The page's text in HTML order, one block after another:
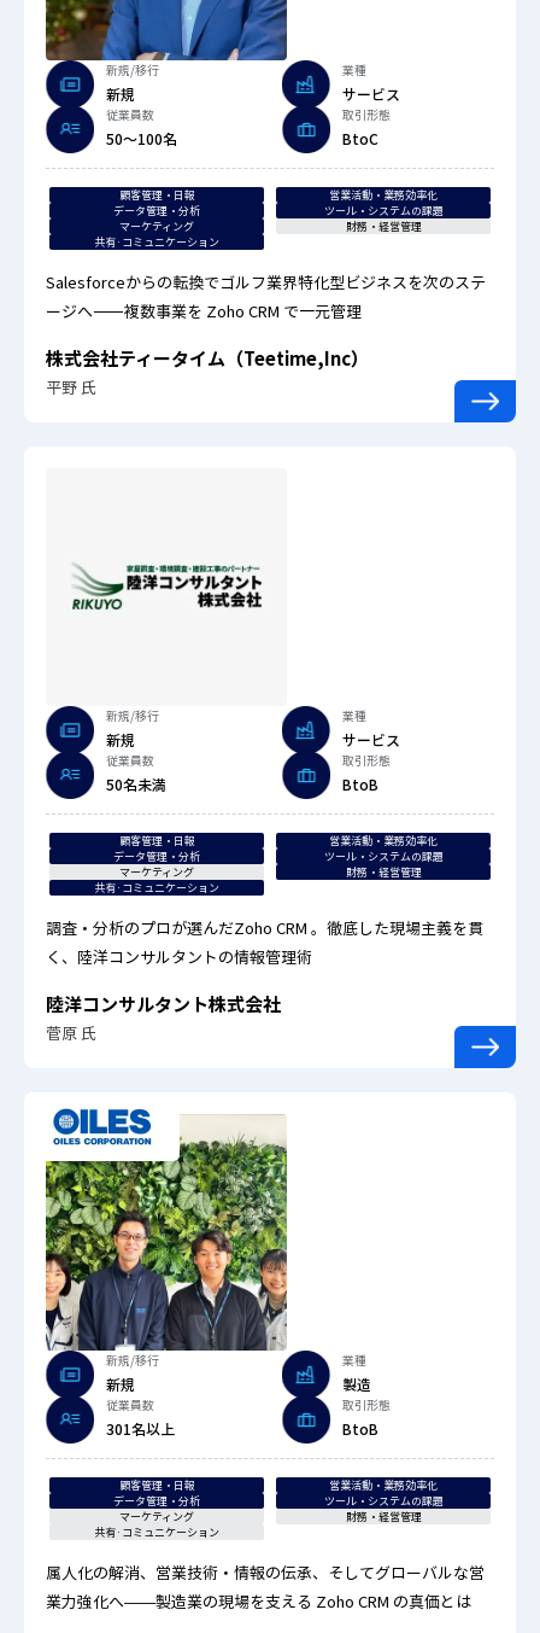
新規/移行
新規
業種
サービス
従業員数
50〜100名
取引形態
BtoC
顧客管理・日報
営業活動・業務効率化
データ管理・分析
ツール・システムの課題
マーケティング
財務・経営管理
共有·コミュニケーション
Salesforceからの転換でゴルフ業界特化型ビジネスを次のステ
ージへ――複数事業を Zoho CRM で一元管理
株式会社ティータイム（Teetime,Inc）
平野 氏
新規/移行
新規
業種
サービス
従業員数
50名未満
取引形態
BtoB
顧客管理・日報
営業活動・業務効率化
データ管理・分析
ツール・システムの課題
マーケティング
財務・経営管理
共有·コミュニケーション
調査・分析のプロが選んだZoho CRM 。徹底した現場主義を貫
く、陸洋コンサルタントの情報管理術
陸洋コンサルタント株式会社
菅原 氏
新規/移行
新規
業種
製造
従業員数
301名以上
取引形態
BtoB
顧客管理・日報
営業活動・業務効率化
データ管理・分析
ツール・システムの課題
マーケティング
財務・経営管理
共有·コミュニケーション
属人化の解消、営業技術・情報の伝承、そしてグローバルな営
業力強化へ——製造業の現場を支える Zoho CRM の真価とは